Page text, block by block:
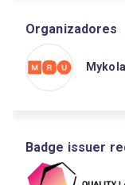
Organizadores
Badge issuer